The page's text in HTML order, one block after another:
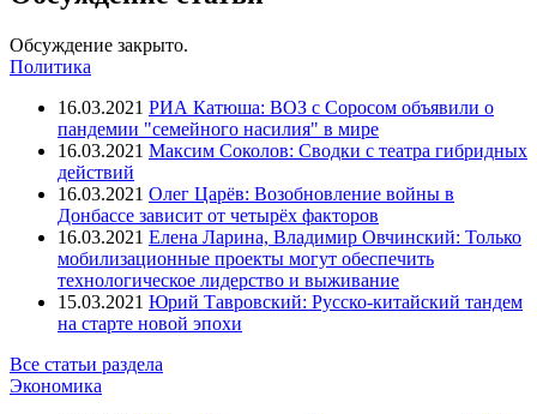
Обсуждение закрыто.
Политика
16.03.2021 РИА Катюша: ВОЗ с Соросом объявили о
пандемии "семейного насилия" в мире
16.03.2021 Максим Соколов: Сводки с театра гибридных
действий
16.03.2021 Олег Царёв: Возобновление войны в
Донбассе зависит от четырёх факторов
16.03.2021 Елена Ларина, Владимир Овчинский: Только
мобилизационные проекты могут обеспечить
технологическое лидерство и выживание
15.03.2021 Юрий Тавровский: Русско-китайский тандем
на старте новой эпохи
Все статьи раздела
Экономика